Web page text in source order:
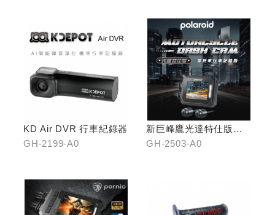
KD Air DVR 行車紀錄器
GH-2199-A0
新巨峰鷹光達特仕版行
車紀錄器
GH-2503-A0